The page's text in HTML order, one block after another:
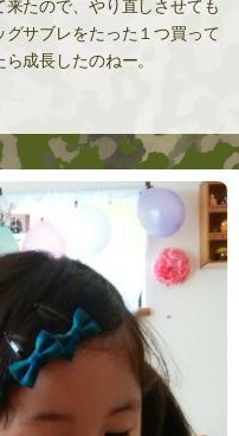
たので、やり直しさせても
サブレをたった１つ買って
成長したのねー。